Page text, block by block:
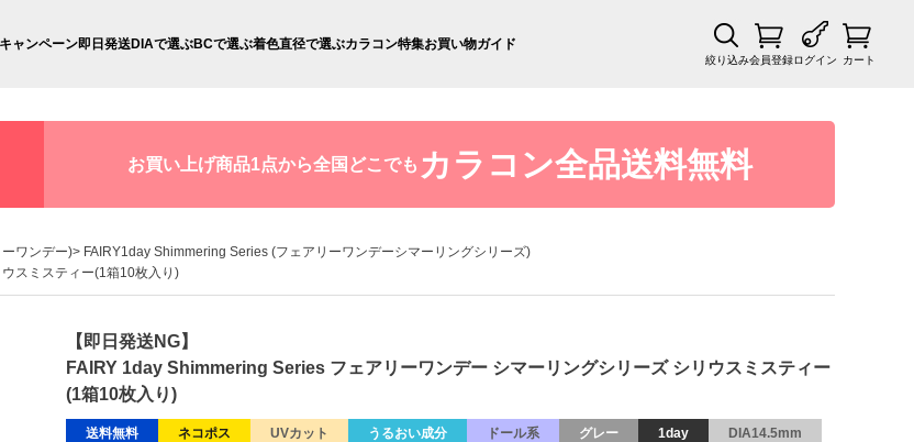
ャンペーン即日発送DIAで選ぶBCで選ぶ着色直径で選ぶカラコン特集お買い物ガイド
絞り込み会員登録ログイン カート
お買い上げ商品1点から全国どこでも カラコン全品送料無料
ワンデー)
FAIRY1day Shimmering Series (フェアリーワンデーシマーリングシリーズ)
スミスティー(1箱10枚入り)
【即日発送NG】
FAIRY 1day Shimmering Series フェアリーワンデー シマーリングシリーズ シリウスミスティー
(1箱10枚入り)
送料無料 ネコポス UVカット うるおい成分 ドール系 グレー 1day
DIA14.5mm